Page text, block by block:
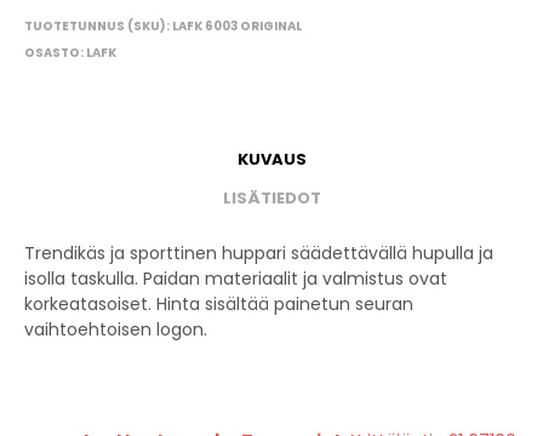
TUOTETUNNUS (SKU): LAFK 6003 ORIGINAL
OSASTO: LAFK
KUVAUS
LISÄTIEDOT
Trendikäs ja sporttinen huppari säädettävällä hupulla ja
isolla taskulla. Paidan materiaalit ja valmistus ovat
korkeatasoiset. Hinta sisältää painetun seuran
vaihtoehtoisen logon.